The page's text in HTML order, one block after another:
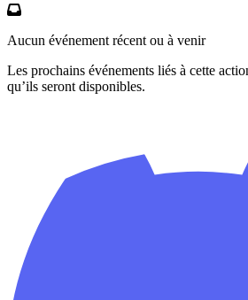
Aucun événement récent ou à venir
Les prochains événements liés à cette
qu’ils seront disponibles.